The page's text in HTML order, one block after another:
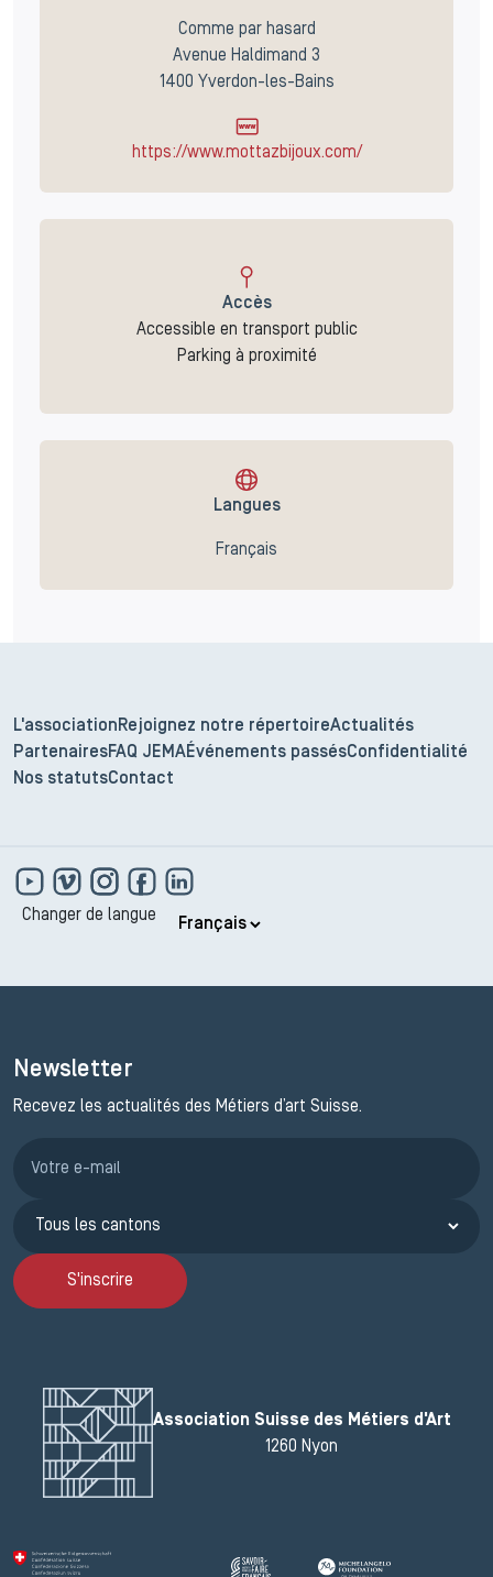
Comme par hasard
Avenue Haldimand 3
1400 Yverdon-les-Bains
https://www.mottazbijoux.com/
Accès
Accessible en transport public
Parking à proximité
Langues
Français
L'association Rejoignez notre répertoireActualités
PartenairesFAQ JEMAÉvénements passésConfidentialité
Nos statutsContact
Changer de langue
Newsletter
Recevez les actualités des Métiers d’art Suisse.
S'inscrire
Association Suisse des Métiers d'Art
1260 Nyon